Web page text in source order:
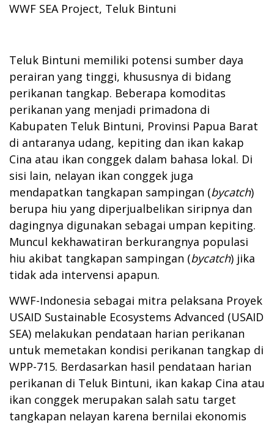
WWF SEA Project, Teluk Bintuni
Teluk Bintuni memiliki potensi sumber daya
perairan yang tinggi, khususnya di bidang
perikanan tangkap. Beberapa komoditas
perikanan yang menjadi primadona di
Kabupaten Teluk Bintuni, Provinsi Papua Barat
di antaranya udang, kepiting dan ikan kakap
Cina atau ikan conggek dalam bahasa lokal. Di
sisi lain, nelayan ikan conggek juga
mendapatkan tangkapan sampingan (bycatch)
berupa hiu yang diperjualbelikan siripnya dan
dagingnya digunakan sebagai umpan kepiting.
Muncul kekhawatiran berkurangnya populasi
hiu akibat tangkapan sampingan (bycatch) jika
tidak ada intervensi apapun.
WWF-Indonesia sebagai mitra pelaksana Proyek
USAID Sustainable Ecosystems Advanced (USAID
SEA) melakukan pendataan harian perikanan
untuk memetakan kondisi perikanan tangkap di
WPP-715. Berdasarkan hasil pendataan harian
perikanan di Teluk Bintuni, ikan kakap Cina atau
ikan conggek merupakan salah satu target
tangkapan nelayan karena bernilai ekonomis